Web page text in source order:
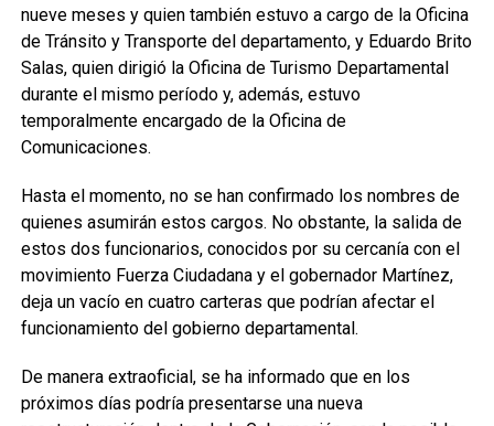
nueve meses y quien también estuvo a cargo de la Oficina
de Tránsito y Transporte del departamento, y Eduardo Brito
Salas, quien dirigió la Oficina de Turismo Departamental
durante el mismo período y, además, estuvo
temporalmente encargado de la Oficina de
Comunicaciones.
Hasta el momento, no se han confirmado los nombres de
quienes asumirán estos cargos. No obstante, la salida de
estos dos funcionarios, conocidos por su cercanía con el
movimiento Fuerza Ciudadana y el gobernador Martínez,
deja un vacío en cuatro carteras que podrían afectar el
funcionamiento del gobierno departamental.
De manera extraoficial, se ha informado que en los
próximos días podría presentarse una nueva